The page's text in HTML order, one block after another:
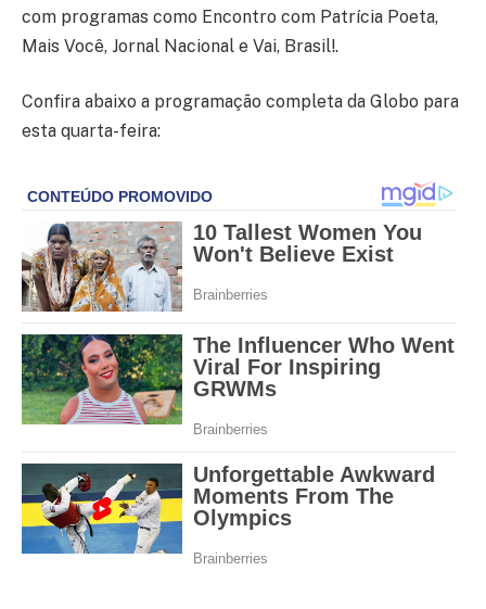
com programas como Encontro com Patrícia Poeta,
Mais Você, Jornal Nacional e Vai, Brasil!.
Confira abaixo a programação completa da Globo para
esta quarta-feira: